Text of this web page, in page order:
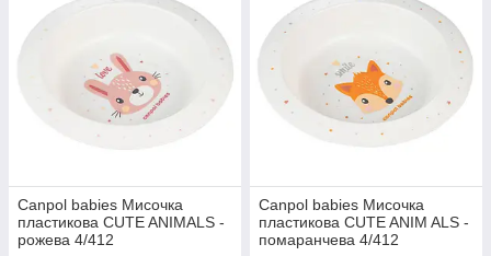
Canpol babies Мисочка
пластикова CUTE ANIMALS -
рожева 4/412
Canpol babies Мисочка
пластикова CUTE ANIM ALS -
помаранчева 4/412